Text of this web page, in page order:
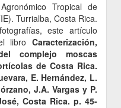
Tropical de
Turrialba, Costa Rica.
este artículo
libro Caracterización,
complejo moscas
de Costa Rica.
E. Hernández, L.
J.A. Vargas y P.
Costa Rica. p. 45-